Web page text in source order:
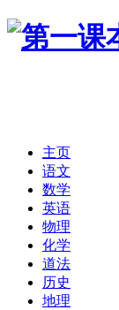
主页
语文
数学
英语
物理
化学
道法
历史
地理